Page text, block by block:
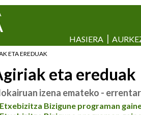
HASIERA
ETA EREDUAK
eta ereduak
izena emateko -
Etxebizitza Bizigune programan